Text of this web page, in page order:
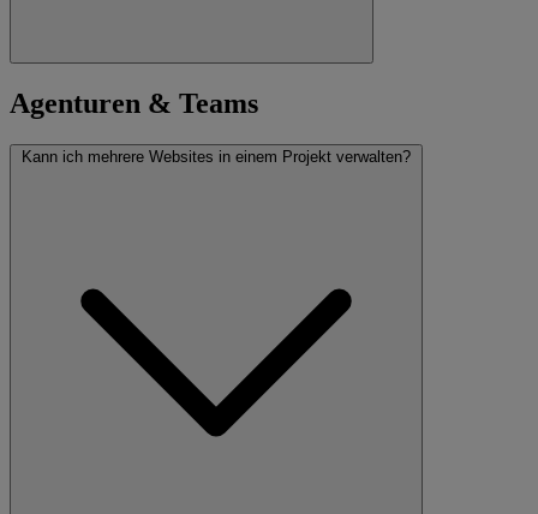
Agenturen & Teams
Kann ich mehrere Websites in einem Projekt verwalten?